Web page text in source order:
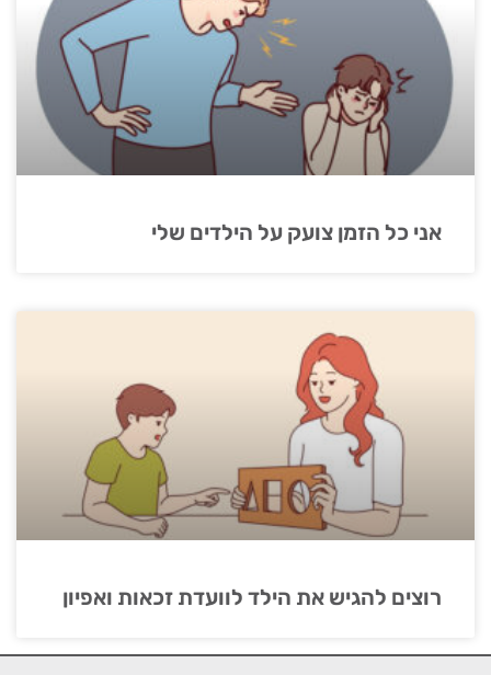
אני כל הזמן צועק על הילדים שלי
רוצים להגיש את הילד לוועדת זכאות ואפיון